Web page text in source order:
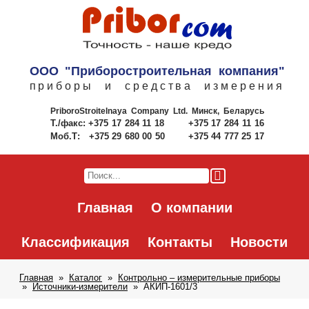
ООО "Приборостроительная компания"
приборы и средства измерения
PriboroStroitelnaya Company Ltd.Минск, Беларусь
Т./факс: +375 17 284 11 18
+375 17 284 11 16
Моб.Т:
+375 29 680 00 50 +375 44 777 25 17
Главная О компании
Классификация Контакты Новости
Главная Каталог
Контрольно – измерительные приборы
Источники-измерители
АКИП-1601/3